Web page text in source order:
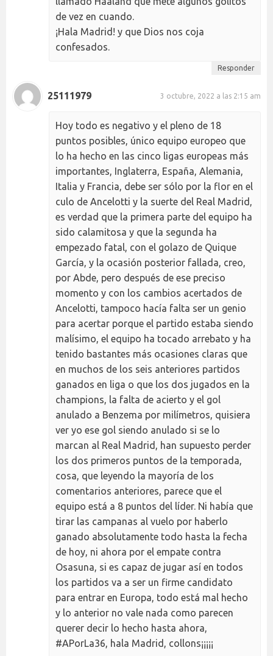
de vez en cuando.
¡Hala Madrid! y que Dios nos coja
confesados.
Responder
25111979 3 octubre, 2022 a las 2:15 am
Hoy todo es negativo y el pleno de 18
puntos posibles, único equipo europeo que
lo ha hecho en las cinco ligas europeas más
importantes, Inglaterra, España, Alemania,
Italia y Francia, debe ser sólo por la flor en el
culo de Ancelotti y la suerte del Real Madrid,
es verdad que la primera parte del equipo ha
sido calamitosa y que la segunda ha
empezado fatal, con el golazo de Quique
García, y la ocasión posterior fallada, creo,
por Abde, pero después de ese preciso
momento y con los cambios acertados de
Ancelotti, tampoco hacía falta ser un genio
para acertar porque el partido estaba siendo
malísimo, el equipo ha tocado arrebato y ha
tenido bastantes más ocasiones claras que
en muchos de los seis anteriores partidos
ganados en liga o que los dos jugados en la
champions, la falta de acierto y el gol
anulado a Benzema por milímetros, quisiera
ver yo ese gol siendo anulado si se lo
marcan al Real Madrid, han supuesto perder
los dos primeros puntos de la temporada,
cosa, que leyendo la mayoría de los
comentarios anteriores, parece que el
equipo está a 8 puntos del líder. Ni había que
tirar las campanas al vuelo por haberlo
ganado absolutamente todo hasta la fecha
de hoy, ni ahora por el empate contra
Osasuna, si es capaz de jugar así en todos
los partidos va a ser un firme candidato
para entrar en Europa, todo está mal hecho
y lo anterior no vale nada como parecen
querer decir lo hecho hasta ahora,
#APorLa36, hala Madrid, collons¡¡¡¡¡